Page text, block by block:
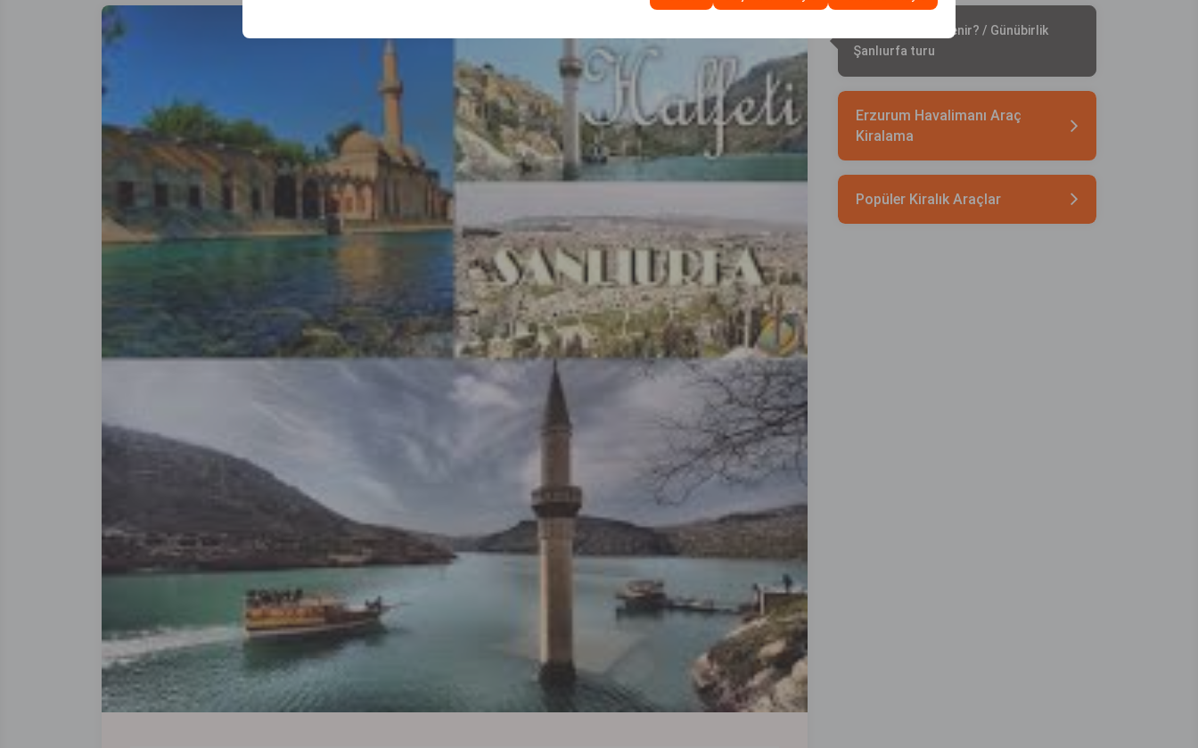
Şanlıurfa’da ne yenir? / Günübirlik
Şanlıurfa turu
Erzurum Havalimanı Araç
Kiralama
Popüler Kiralık Araçlar